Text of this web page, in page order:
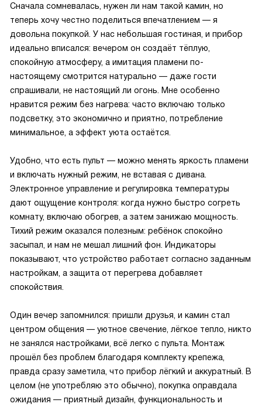
Сначала сомневалась, нужен ли нам такой камин, но
теперь хочу честно поделиться впечатлением — я
довольна покупкой. У нас небольшая гостиная, и прибор
идеально вписался: вечером он создаёт тёплую,
спокойную атмосферу, а имитация пламени по-
настоящему смотрится натурально — даже гости
спрашивали, не настоящий ли огонь. Мне особенно
нравится режим без нагрева: часто включаю только
подсветку, это экономично и приятно, потребление
минимальное, а эффект уюта остаётся.
Удобно, что есть пульт — можно менять яркость пламени
и включать нужный режим, не вставая с дивана.
Электронное управление и регулировка температуры
дают ощущение контроля: когда нужно быстро согреть
комнату, включаю обогрев, а затем занижаю мощность.
Тихий режим оказался полезным: ребёнок спокойно
засыпал, и нам не мешал лишний фон. Индикаторы
показывают, что устройство работает согласно заданным
настройкам, а защита от перегрева добавляет
спокойствия.
Один вечер запомнился: пришли друзья, и камин стал
центром общения — уютное свечение, лёгкое тепло, никто
не занялся настройками, всё легко с пульта. Монтаж
прошёл без проблем благодаря комплекту крепежа,
правда сразу заметила, что прибор лёгкий и аккуратный. В
целом (не употребляю это обычно), покупка оправдала
ожидания — приятный дизайн, функциональность и